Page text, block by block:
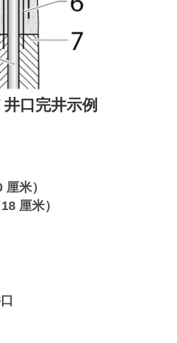
口完井示例
米）
厘米）